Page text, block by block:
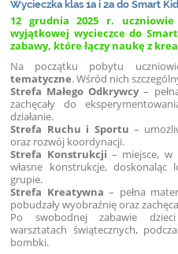
Wycieczka klas 1a i 2a do Smart
12 grudnia 2025 r.
wyjątkowej wycieczce do
zabawy, które łączy naukę z
Na początku pobytu
tematyczne. Wśród nich
Strefa Małego Odkrywcy–
zachęcały do
działanie.
Strefa Ruchu i Sportu –
oraz rozwój koordynacji.
Strefa Konstrukcji – miejsce, w
własne konstrukcje, doskonaląc
grupie.
Strefa Kreatywna – pełna
pobudzały wyobraźnię oraz
Po swobodnej zabawie
warsztatach świątecznych,
bombki.